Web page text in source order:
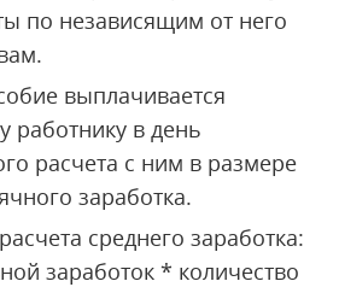
по независящим от него
выплачивается
работнику в день
расчета с ним в размере
заработка.
среднего заработка:
заработок * количество